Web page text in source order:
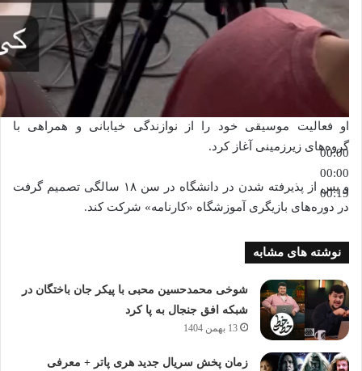
00:00
00:00
00:19
او فعالیت موسیقی خود را از نوازندگی خیابانی و همراهی با
گروه‌های زیرزمینی آغاز کرد.
و پس از پذیرفته‌ شدن‌ در دانشگاه در سن ۱۸ سالگی تصمیم گرفت
در دوره‌های بازیگری آموزشگاه «کارنامه» شرکت کند.
نوشته های مشابه
شوخی محمدحسین محبی با پیکر جان باختگان در
شبکه افق جنجال به پا کرد
13 بهمن 1404
زمان پخش سریال جدید هری پاتر + معرفی